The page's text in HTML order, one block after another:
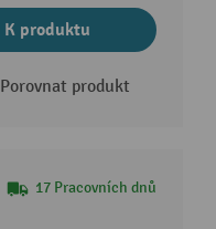
K produktu
Porovnat produkt
17 Pracovních dnů